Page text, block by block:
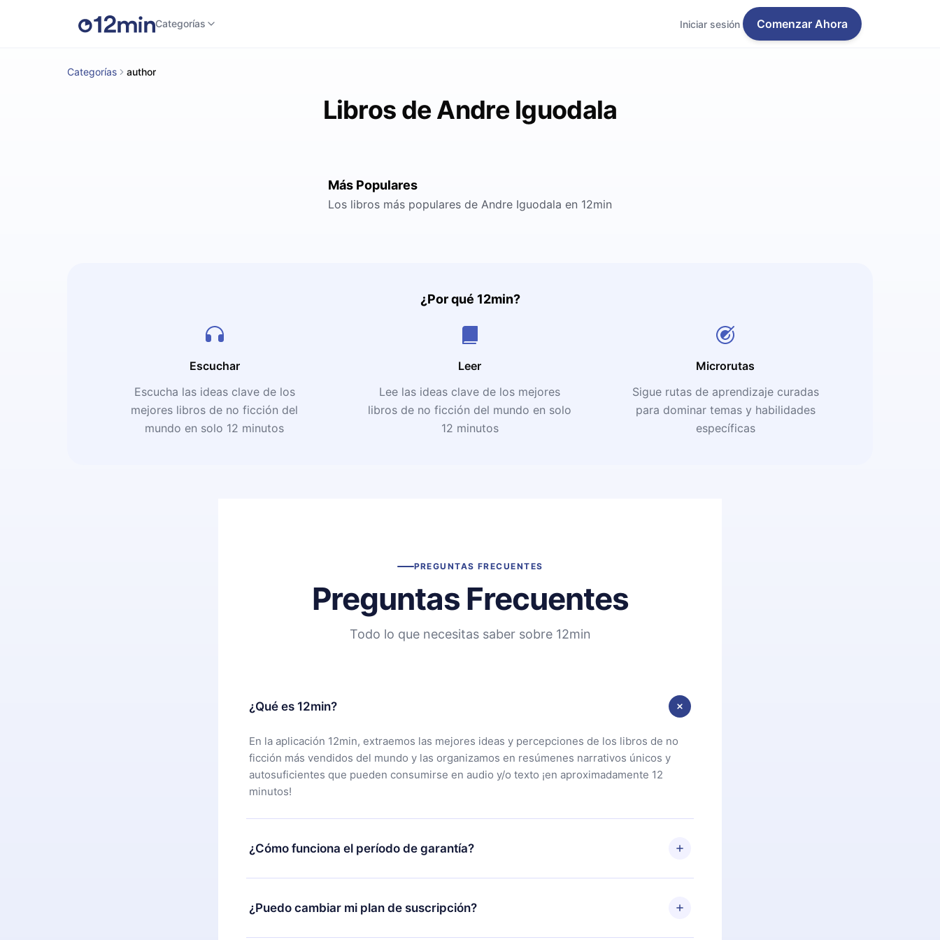
Categorías Iniciar sesión Comenzar Ahora
Categorías author
Libros de Andre Iguodala
Más Populares
Los libros más populares de Andre Iguodala en 12min
¿Por qué 12min?
Escuchar
Escucha las ideas clave de los
mejores libros de no ficción del
mundo en solo 12 minutos
Leer
Lee las ideas clave de los mejores
libros de no ficción del mundo en solo
12 minutos
Microrutas
Sigue rutas de aprendizaje curadas
para dominar temas y habilidades
específicas
PREGUNTAS FRECUENTES
Preguntas Frecuentes
Todo lo que necesitas saber sobre 12min
¿Qué es 12min?
En la aplicación 12min, extraemos las mejores ideas y percepciones de los libros de no
ficción más vendidos del mundo y las organizamos en resúmenes narrativos únicos y
autosuficientes que pueden consumirse en audio y/o texto ¡en aproximadamente 12
minutos!
¿Cómo funciona el período de garantía?
Puedes descargar nuestra aplicación y comenzar a disfrutar de nuestra biblioteca. Si por
alguna razón no estás satisfecho con nuestra plataforma, simplemente contacta a
nuestro equipo de soporte ( contacto@12min.com
¿Puedo cambiar mi plan de suscripción?